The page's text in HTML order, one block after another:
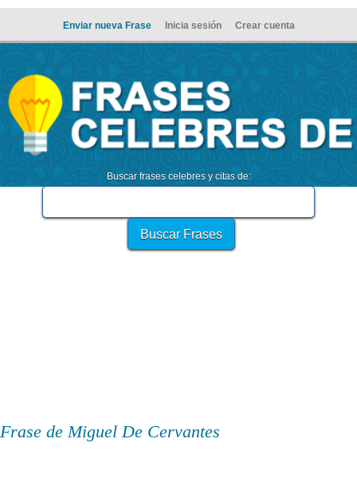
Enviar nueva Frase Inicia sesión Crear cuenta
Buscar frases celebres y citas de:
Frase de Miguel De Cervantes